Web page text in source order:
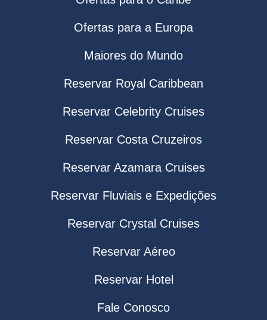
Ofertas para a Europa
Maiores do Mundo
Reservar Royal Caribbean
Reservar Celebrity Cruises
Reservar Costa Cruzeiros
Reservar Azamara Cruises
Reservar Fluviais e Expedições
Reservar Crystal Cruises
Reservar Aéreo
Reservar Hotel
Fale Conosco